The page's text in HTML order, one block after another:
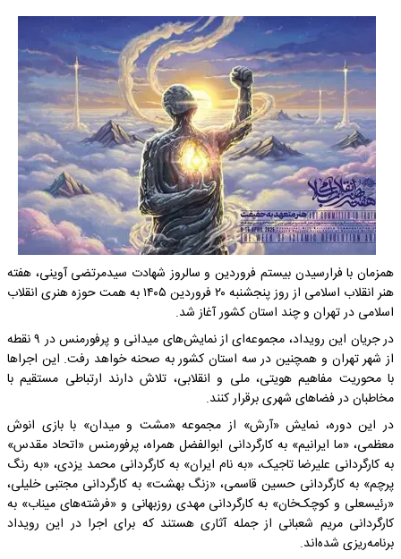
همزمان با فرارسیدن بیستم فروردین‌ و سالروز شهادت سیدمرتضی آوینی، هفته
هنر انقلاب اسلامی از روز پنجشنبه ۲۰ فروردین‌ ۱۴۰۵ به همت حوزه هنری انقلاب
اسلامی در تهران و چند استان کشور آغاز شد.
در جریان این رویداد، مجموعه‌ای از نمایش‌های میدانی و پرفورمنس در ۹ نقطه
از شهر تهران و همچنین در سه استان کشور به صحنه خواهد رفت. این اجراها
با محوریت مفاهیم هویتی، ملی و انقلابی، تلاش دارند ارتباطی مستقیم با
مخاطبان در فضاهای شهری برقرار کنند.
در این دوره، نمایش «آرش» از مجموعه «مشت و میدان» با بازی انوش
معظمی، «ما ایرانیم» به کارگردانی ابوالفضل همراه، پرفورمنس «اتحاد مقدس»
به کارگردانی علیرضا تاجیک، «به نام ایران» به کارگردانی محمد یزدی، «به رنگ
پرچم» به کارگردانی حسین قاسمی، «زنگ بهشت» به کارگردانی مجتبی خلیلی،
«رئیسعلی و کوچک‌خان» به کارگردانی مهدی روزبهانی و «فرشته‌های میناب» به
کارگردانی مریم شعبانی از جمله آثاری هستند که برای اجرا در این رویداد
برنامه‌ریزی شده‌اند.